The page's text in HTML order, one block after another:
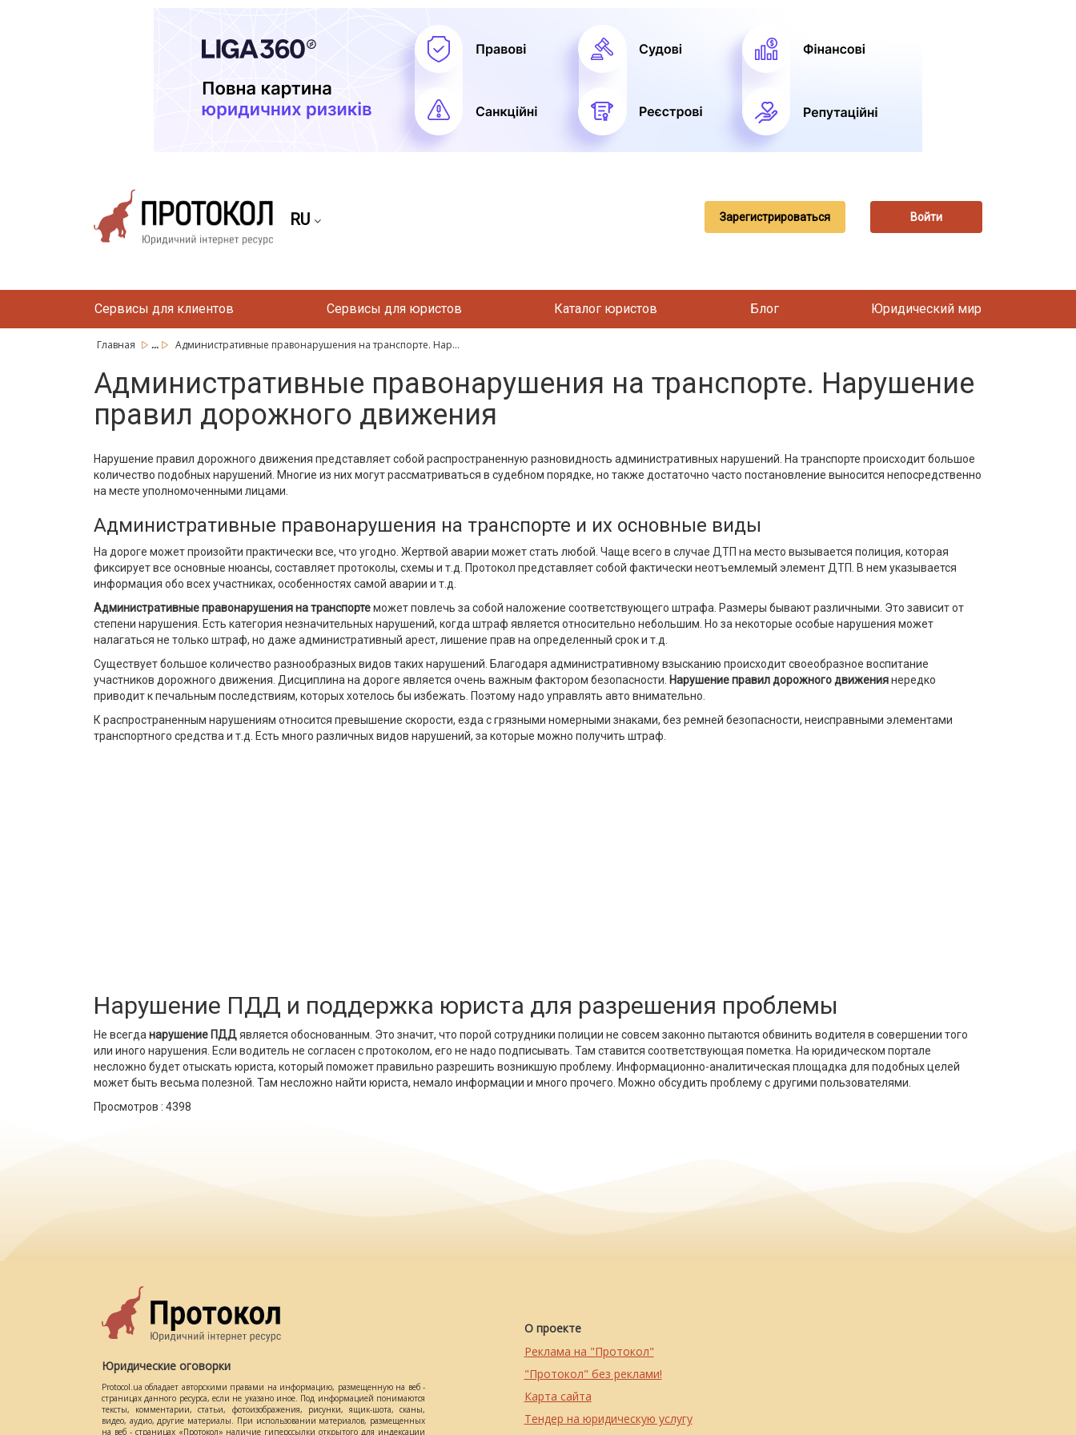
RU Зарегистрироваться Войти
Сервисы для клиентов Сервисы для юристов Каталог юристов Блог Юридический мир
Главная ... Административные правонарушения на транспорте. Нар...
Административные правонарушения на транспорте. Нарушение
правил дорожного движения
Нарушение правил дорожного движения представляет собой распространенную разновидность административных нарушений. На транспорте происходит большое
количество подобных нарушений. Многие из них могут рассматриваться в судебном порядке, но также достаточно часто постановление выносится непосредственно
на месте уполномоченными лицами.
Административные правонарушения на транспорте и их основные виды
На дороге может произойти практически все, что угодно. Жертвой аварии может стать любой. Чаще всего в случае ДТП на место вызывается полиция, которая
фиксирует все основные нюансы, составляет протоколы, схемы и т.д. Протокол представляет собой фактически неотъемлемый элемент ДТП. В нем указывается
информация обо всех участниках, особенностях самой аварии и т.д.
Административные правонарушения на транспортеможет повлечь за собой наложение соответствующего штрафа. Размеры бывают различными. Это зависит от
степени нарушения. Есть категория незначительных нарушений, когда штраф является относительно небольшим. Но за некоторые особые нарушения может
налагаться не только штраф, но даже административный арест, лишение прав на определенный срок и т.д.
Существует большое количество разнообразных видов таких нарушений. Благодаря административному взысканию происходит своеобразное воспитание
участников дорожного движения. Дисциплина на дороге является очень важным фактором безопасности. Нарушение правил дорожного движениянередко
приводит к печальным последствиям, которых хотелось бы избежать. Поэтому надо управлять авто внимательно.
К распространенным нарушениям относится превышение скорости, езда с грязными номерными знаками, без ремней безопасности, неисправными элементами
транспортного средства и т.д. Есть много различных видов нарушений, за которые можно получить штраф.
Нарушение ПДД и поддержка юриста для разрешения проблемы
Не всегда нарушение ПДДявляется обоснованным. Это значит, что порой сотрудники полиции не совсем законно пытаются обвинить водителя в совершении того
или иного нарушения. Если водитель не согласен с протоколом, его не надо подписывать. Там ставится соответствующая пометка. На юридическом портале
несложно будет отыскать юриста, который поможет правильно разрешить возникшую проблему. Информационно-аналитическая площадка для подобных целей
может быть весьма полезной. Там несложно найти юриста, немало информации и много прочего. Можно обсудить проблему с другими пользователями.
Просмотров : 4398
Юридические оговорки
Protocol.ua обладает авторскими правами на информацию, размещенную на веб -
страницах данного ресурса, если не указано иное. Под информацией понимаются
тексты, комментарии, статьи, фотоизображения, рисунки, ящик-шота, сканы,
видео, аудио, другие материалы. При использовании материалов, размещенных
на веб - страницах «Протокол» наличие гиперссылки открытого для индексации
О проекте
Реклама на "Протокол"
"Протокол" без реклами!
Карта сайта
Тендер на юридическую услугу